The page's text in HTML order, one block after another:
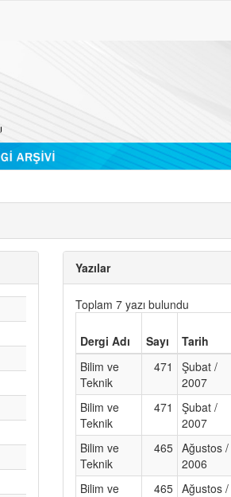
Yazılar
Toplam 7 yazı bulundu
Dergi Adı Sayı Tarih
Bilim ve
Teknik
471
Şubat /
2007
Bilim ve
Teknik
471
Şubat /
2007
Bilim ve
Teknik
465 Ağustos /
2006
Bilim ve
465 Ağustos /